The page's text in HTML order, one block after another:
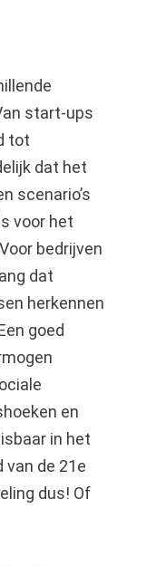
start-ups
tot
dat het
scenario’s
voor het
bedrijven
dat
herkennen
goed
en
in het
van de 21e
dus! Of